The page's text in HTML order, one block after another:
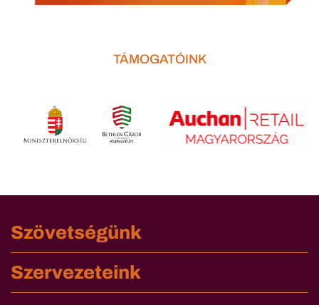
TÁMOGATÓINK
Szövetségünk
Szervezeteink